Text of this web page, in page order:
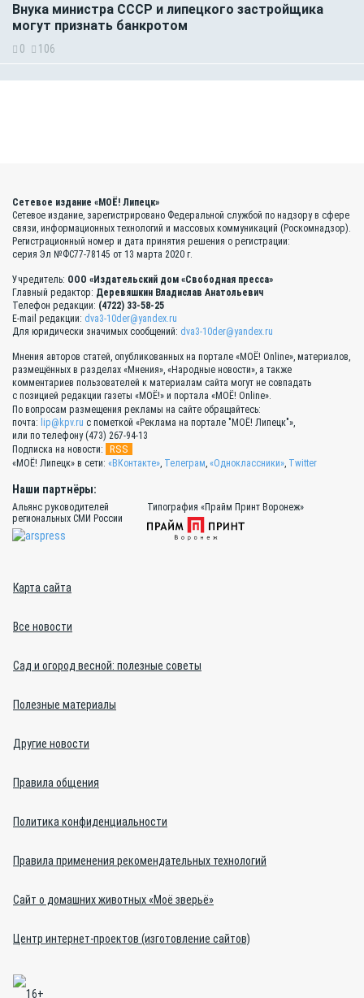
Внука министра СССР и липецкого застройщика
могут признать банкротом
0 106
Сетевое издание «МОЁ! Липецк»
Сетевое издание, зарегистрировано Федеральной службой по надзору в сфере
связи, информационных технологий и массовых коммуникаций (Роскомнадзор).
Регистрационный номер и дата принятия решения о регистрации:
серия Эл №ФС77-78145 от 13 марта 2020 г.
Учредитель: ООО «Издательский дом «Свободная пресса»
Главный редактор: Деревяшкин Владислав Анатольевич
Телефон редакции: (4722) 33-58-25
E-mail редакции: dva3-10der@yandex.ru
Для юридически значимых сообщений: dva3-10der@yandex.ru
Мнения авторов статей, опубликованных на портале «МОЁ! Online», материалов,
размещённых в разделах «Мнения», «Народные новости», а также
комментариев пользователей к материалам сайта могут не совпадать
с позицией редакции газеты «МОЁ!» и портала «МОЁ! Online».
По вопросам размещения рекламы на сайте обращайтесь:
почта: lip@kpv.ru с пометкой «Реклама на портале "МОЁ! Липецк"»,
или по телефону (473) 267-94-13
Подписка на новости:
RSS
«МОЁ! Липецк» в сети: «ВКонтакте», Телеграм, «Одноклассники», Twitter
Наши партнёры:
Альянс руководителей
региональных СМИ России
Типография «Прайм Принт Воронеж»
Карта сайта
Все новости
Сад и огород весной: полезные советы
Полезные материалы
Другие новости
Правила общения
Политика конфиденциальности
Правила применения рекомендательных технологий
Сайт о домашних животных «Моё зверьё»
Центр интернет-проектов (изготовление сайтов)